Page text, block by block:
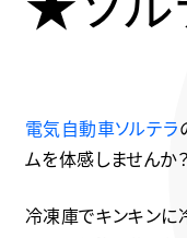
電気自動車ソルテラ
ムを体感しませんか？
冷凍庫でキンキンに